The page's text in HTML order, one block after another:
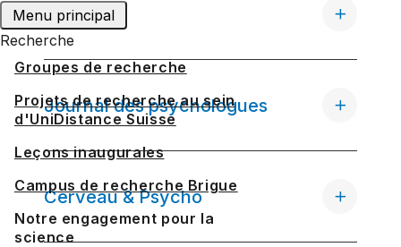
Menu principal
Recherche
Groupes de recherche
Projets de recherche au sein
d'UniDistance Suisse
Leçons inaugurales
Campus de recherche Brigue
Notre engagement pour la
science
Le Temps
Journal des psychologues
Cerveau & Psycho